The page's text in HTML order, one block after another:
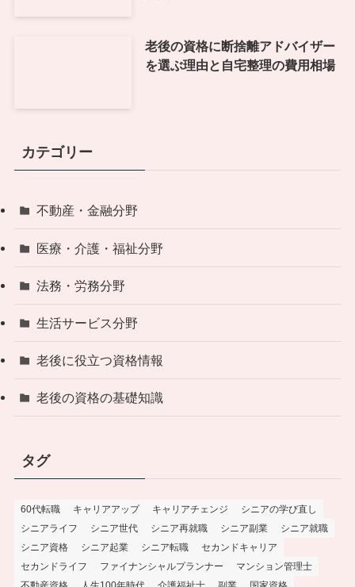
老後の資格に断捨離アドバイザー
を選ぶ理由と自宅整理の費用相場
カテゴリー
不動産・金融分野
医療・介護・福祉分野
法務・労務分野
生活サービス分野
老後に役立つ資格情報
老後の資格の基礎知識
タグ
60代転職 キャリアアップ キャリアチェンジ
シニアの学び直し
シニアライフ
シニア世代 シニア再就職 シニア副業
シニア就職
シニア資格
シニア起業 シニア転職
セカンドキャリア
セカンドライフ
ファイナンシャルプランナー
マンション管理士